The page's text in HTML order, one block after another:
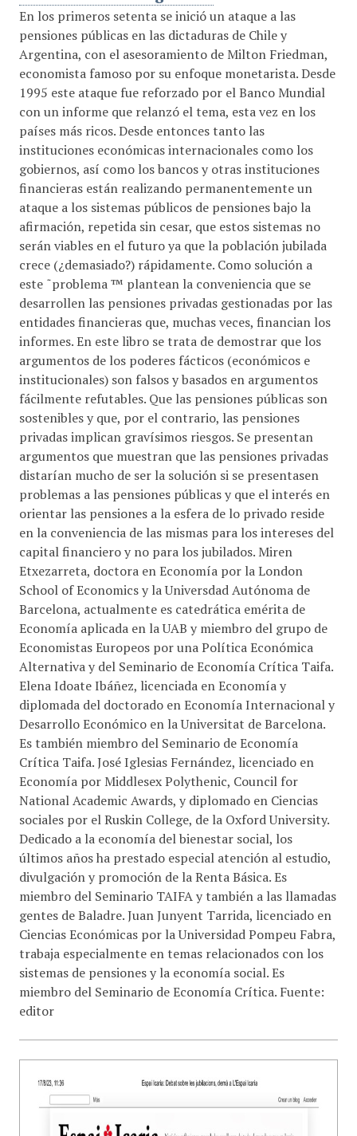
En los primeros setenta se inició un ataque a las
pensiones públicas en las dictaduras de Chile y
Argentina, con el asesoramiento de Milton Friedman,
economista famoso por su enfoque monetarista. Desde
1995 este ataque fue reforzado por el Banco Mundial
con un informe que relanzó el tema, esta vez en los
países más ricos. Desde entonces tanto las
instituciones económicas internacionales como los
gobiernos, así como los bancos y otras instituciones
financieras están realizando permanentemente un
ataque a los sistemas públicos de pensiones bajo la
afirmación, repetida sin cesar, que estos sistemas no
serán viables en el futuro ya que la población jubilada
crece (¿demasiado?) rápidamente. Como solución a
este ˜problema ™ plantean la conveniencia que se
desarrollen las pensiones privadas gestionadas por las
entidades financieras que, muchas veces, financian los
informes. En este libro se trata de demostrar que los
argumentos de los poderes fácticos (económicos e
institucionales) son falsos y basados en argumentos
fácilmente refutables. Que las pensiones públicas son
sostenibles y que, por el contrario, las pensiones
privadas implican gravísimos riesgos. Se presentan
argumentos que muestran que las pensiones privadas
distarían mucho de ser la solución si se presentasen
problemas a las pensiones públicas y que el interés en
orientar las pensiones a la esfera de lo privado reside
en la conveniencia de las mismas para los intereses del
capital financiero y no para los jubilados. Miren
Etxezarreta, doctora en Economía por la London
School of Economics y la Universdad Autónoma de
Barcelona, actualmente es catedrática emérita de
Economía aplicada en la UAB y miembro del grupo de
Economistas Europeos por una Política Económica
Alternativa y del Seminario de Economía Crítica Taifa.
Elena Idoate Ibáñez, licenciada en Economía y
diplomada del doctorado en Economía Internacional y
Desarrollo Económico en la Universitat de Barcelona.
Es también miembro del Seminario de Economía
Crítica Taifa. José Iglesias Fernández, licenciado en
Economía por Middlesex Polythenic, Council for
National Academic Awards, y diplomado en Ciencias
sociales por el Ruskin College, de la Oxford University.
Dedicado a la economía del bienestar social, los
últimos años ha prestado especial atención al estudio,
divulgación y promoción de la Renta Básica. Es
miembro del Seminario TAIFA y también a las llamadas
gentes de Baladre. Juan Junyent Tarrida, licenciado en
Ciencias Económicas por la Universidad Pompeu Fabra,
trabaja especialmente en temas relacionados con los
sistemas de pensiones y la economía social. Es
miembro del Seminario de Economía Crítica. Fuente:
editor